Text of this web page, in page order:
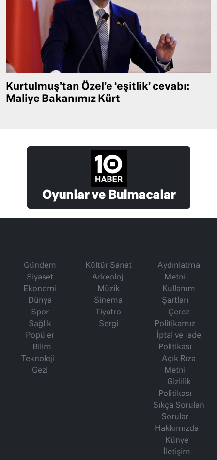
Kurtulmuş’tan Özel’e ‘eşitlik’ cevabı:
Maliye Bakanımız Kürt
Oyunlar ve Bulmacalar
Gündem
Siyaset
Ekonomi
Dünya
Spor
Sağlık
Popüler
Bilim
Teknoloji
Gezi
Kültür Sanat
Arkeoloji
Müzik
Sinema
Tiyatro
Sergi
Aydınlatma
Metni
Kullanım
Şartları
Çerez
Politikamız
İptal ve İade
Politikası
Açık Rıza
Metni
Gizlilik
Politikası
Sıkça Sorulan
Sorular
Hakkımızda
Künye
İletişim